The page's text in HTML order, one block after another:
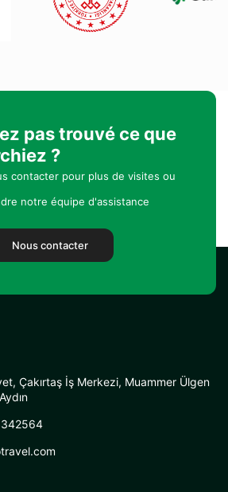
pas trouvé ce que
?
contacter pour plus de visites ou
notre équipe d'assistance
Nous contacter
Çakırtaş İş Merkezi, Muammer Ülgen